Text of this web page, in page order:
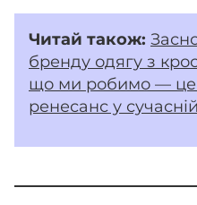
Читай також:
бренду одягу з
що ми робимо —
ренесанс у